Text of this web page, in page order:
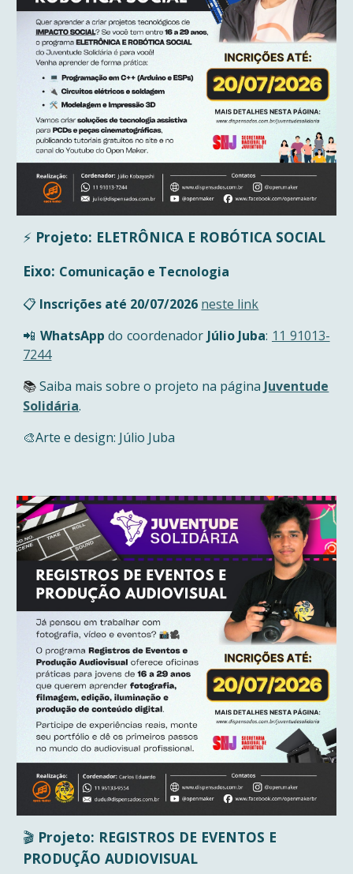
⚡ Projeto: ELETRÔNICA E ROBÓTICA SOCIAL
Eixo: Comunicação e Tecnologia
📋 Inscrições até 20/07/2026 neste link
📲 WhatsApp do coordenador Júlio Juba: 11 91013-
7244
📚Saiba mais sobre o projeto na página Juventude
Solidária.
🎨Arte e design: Júlio Juba
🎬 Projeto: REGISTROS DE EVENTOS E
PRODUÇÃO AUDIOVISUAL